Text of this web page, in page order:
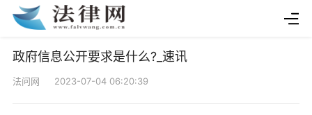
政府信息公开要求是什么?_速讯
法问网 2023-07-04 06:20:39